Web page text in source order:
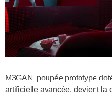
M3GAN, poupée prototype
artificielle avancée, devient la